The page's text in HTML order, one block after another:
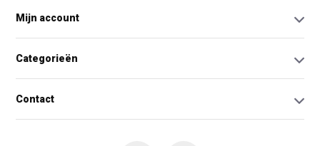
Mijn account
Categorieën
Contact